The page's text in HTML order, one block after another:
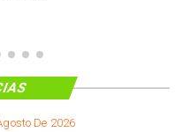
De 2026